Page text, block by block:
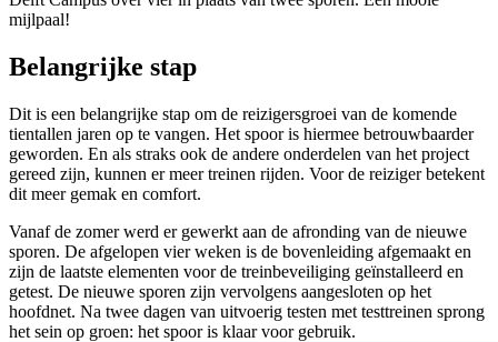
mijlpaal!
Belangrijke stap
Dit is een belangrijke stap om de reizigersgroei van de komende
tientallen jaren op te vangen. Het spoor is hiermee betrouwbaarder
geworden. En als straks ook de andere onderdelen van het project
gereed zijn, kunnen er meer treinen rijden. Voor de reiziger betekent
dit meer gemak en comfort.
Vanaf de zomer werd er gewerkt aan de afronding van de nieuwe
sporen. De afgelopen vier weken is de bovenleiding afgemaakt en
zijn de laatste elementen voor de treinbeveiliging geïnstalleerd en
getest. De nieuwe sporen zijn vervolgens aangesloten op het
hoofdnet. Na twee dagen van uitvoerig testen met testtreinen sprong
het sein op groen: het spoor is klaar voor gebruik.